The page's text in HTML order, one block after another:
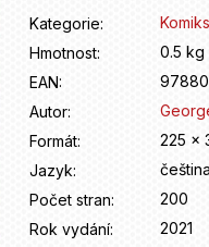
Kategorie:
Hmotnost:
0.5 kg
EAN:
Autor:
Formát:
225 x
Jazyk:
čeština
Počet stran:
200
Rok vydání:
2021
r
u
č
u
e
m
e